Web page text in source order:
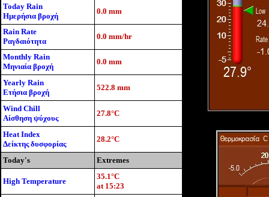
Today Rain
Ημερήσια βροχή
0.0 mm
Rain Rate
Ραγδαιότητα
0.0 mm/hr
Monthly Rain
Μηνιαία βροχή
0.0 mm
Yearly Rain
Ετήσια βροχή
522.8 mm
Wind Chill
Αίσθηση ψύχους
27.8°C
Heat Index
Δείκτης δυσφορίας
28.2°C
Today's Extremes
High Temperature
35.1°C
at 15:23